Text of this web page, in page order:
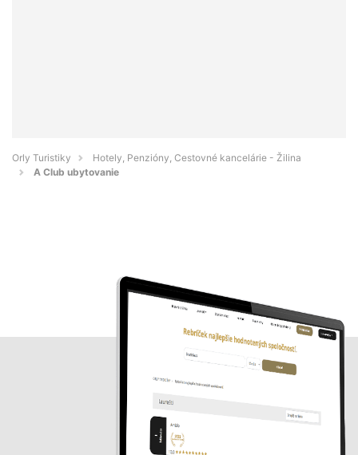
Orly Turistiky
Hotely, Penzióny, Cestovné kancelárie - Žilina
A Club ubytovanie